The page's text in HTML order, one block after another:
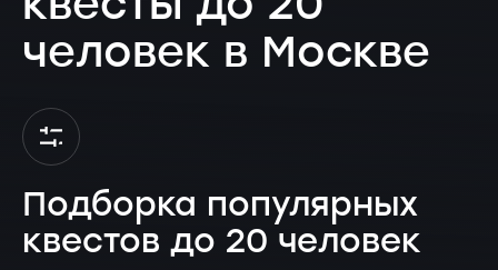
человек в Москве
Подборка популярных
квестов до 20 человек